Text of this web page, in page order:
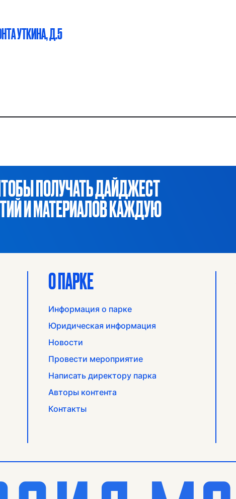
УТКИНА, Д.5
ПОЛУЧАТЬ ДАЙДЖЕСТ
И МАТЕРИАЛОВ КАЖДУЮ
О ПАРКЕ
Информация о парке
Юридическая информация
Новости
Провести мероприятие
Написать директору парка
Авторы контента
Контакты